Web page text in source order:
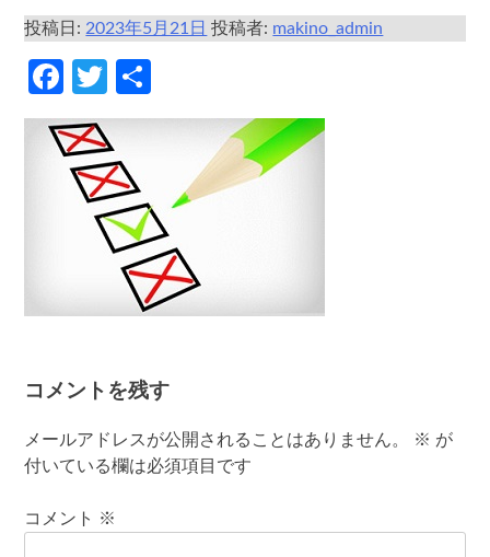
投稿日: 2023年5月21日 投稿者: makino_admin
Facebook
Twitter
有
コメントを残す
メールアドレスが公開されることはありません。 ※ が
付いている欄は必須項目です
コメント ※